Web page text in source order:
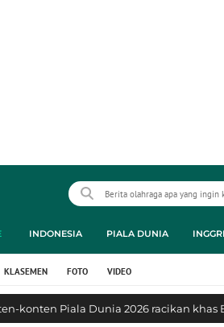
INDONESIA PIALA DUNIA
KLASEMEN FOTO VIDEO
konten Piala Dunia 2026 racikan khas